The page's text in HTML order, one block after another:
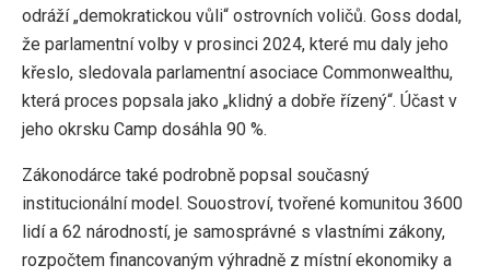
odráží „demokratickou vůli“ ostrovních voličů. Goss dodal,
že parlamentní volby v prosinci 2024, které mu daly jeho
křeslo, sledovala parlamentní asociace Commonwealthu,
která proces popsala jako „klidný a dobře řízený“. Účast v
jeho okrsku Camp dosáhla 90 %.
Zákonodárce také podrobně popsal současný
institucionální model. Souostroví, tvořené komunitou 3600
lidí a 62 národností, je samosprávné s vlastními zákony,
rozpočtem financovaným výhradně z místní ekonomiky a